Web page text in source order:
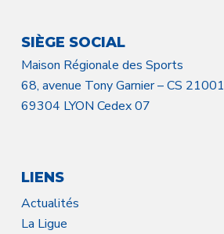
SIÈGE SOCIAL
Maison Régionale des Sports
68, avenue Tony Garnier – CS 21001
69304 LYON Cedex 07
LIENS
Actualités
La Ligue